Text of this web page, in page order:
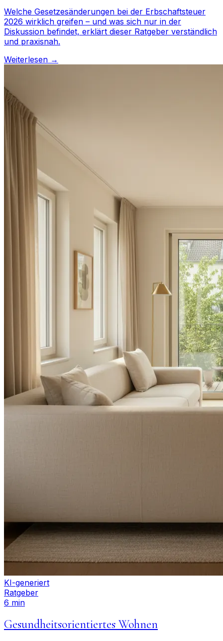
Welche Gesetzesänderungen bei der Erbschaftsteuer
2026 wirklich greifen – und was sich nur in der
Diskussion befindet, erklärt dieser Ratgeber verständlich
und praxisnah.
Weiterlesen →
KI-generiert
Ratgeber
6 min
Gesundheitsorientiertes Wohnen